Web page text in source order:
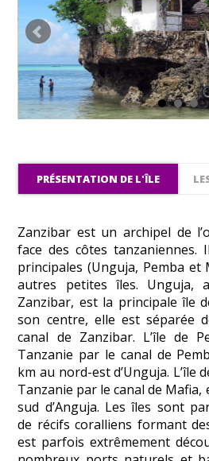
PRÉSENTATION DE L'ÎLE
Zanzibar est un archipel de
face des côtes
principales (Unguja, Pemba et
autres petites îles. Unguja,
Zanzibar, est la principale île
son centre, elle est séparée
canal de Zanzibar. L’île de
Tanzanie par le canal de
km au nord-est d’Unguja. L’île
Tanzanie par le canal de Mafia,
sud d’Anguja. Les îles sont
de récifs coralliens formant
est parfois extrêmement